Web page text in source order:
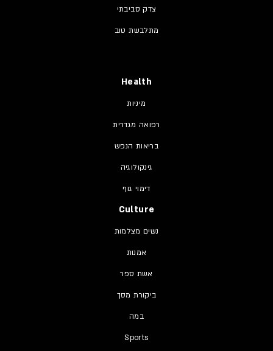
צדק סביבתי
מתלבשת טוב
Health
מיניות
רפואה מגדרית
בריאות הנפש
גינקולוגיה
דימוי גוף
Culture
נשים מצלמות
אמנות
אשת ספר
ביקורת מסך
במה
Sports